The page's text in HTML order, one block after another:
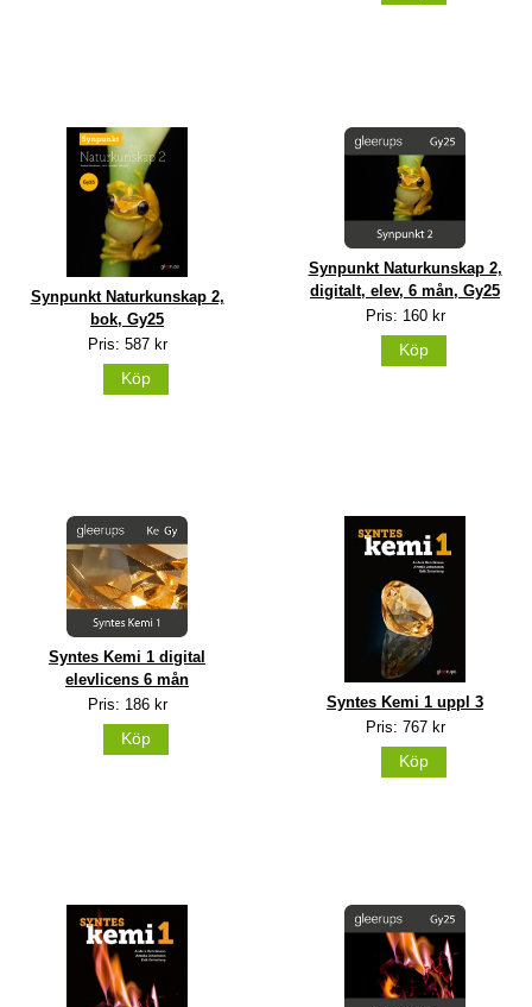
Synpunkt Naturkunskap 2,
bok, Gy25
Pris: 587 kr
Köp
Synpunkt Naturkunskap 2,
digitalt, elev, 6 mån, Gy25
Pris: 160 kr
Köp
Syntes Kemi 1 digital
elevlicens 6 mån
Pris: 186 kr
Köp
Syntes Kemi 1 uppl 3
Pris: 767 kr
Köp